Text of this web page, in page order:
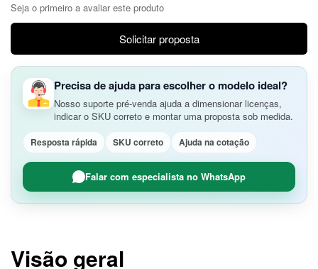
Seja o primeiro a avaliar este produto
Solicitar proposta
Precisa de ajuda para escolher o modelo ideal?
Nosso suporte pré-venda ajuda a dimensionar licenças,
indicar o SKU correto e montar uma proposta sob medida.
Resposta rápida SKU correto Ajuda na cotação
Falar com especialista no WhatsApp
Visão geral